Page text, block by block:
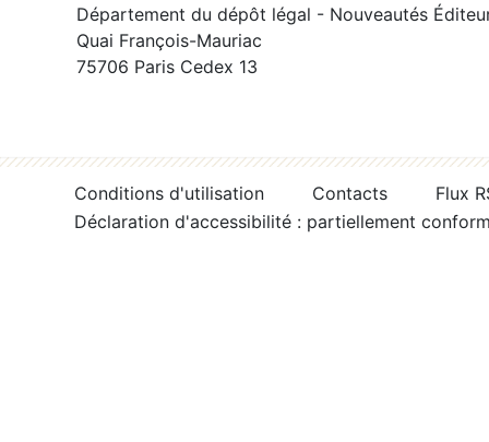
Département du dépôt légal - Nouveautés
Quai François-Mauriac
75706 Paris Cedex 13
Conditions d'utilisation Contacts
Flux
Déclaration d'accessibilité : partiellement